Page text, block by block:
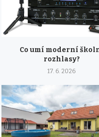
Co umí moderní
rozhlasy?
17. 6. 2026